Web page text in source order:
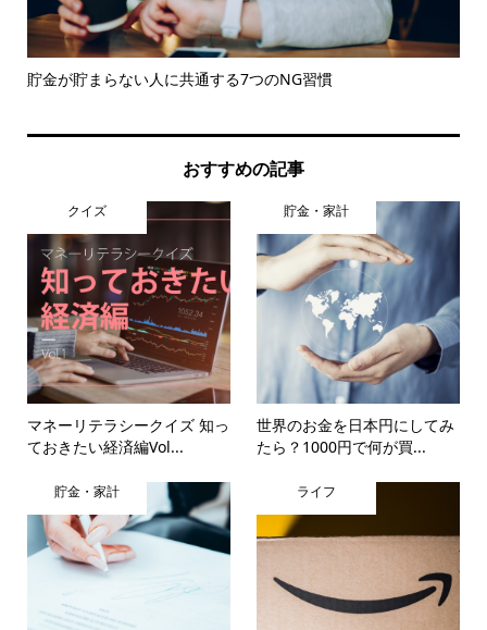
20代女性の貯金額はいくら？ 貯蓄を成功させる方法とは
おすすめの記事
クイズ
マネーリテラシークイズ 知っ
ておきたい経済編Vol...
貯金・家計
世界のお金を日本円にしてみ
たら？1000円で何が買...
貯金・家計 ライフ